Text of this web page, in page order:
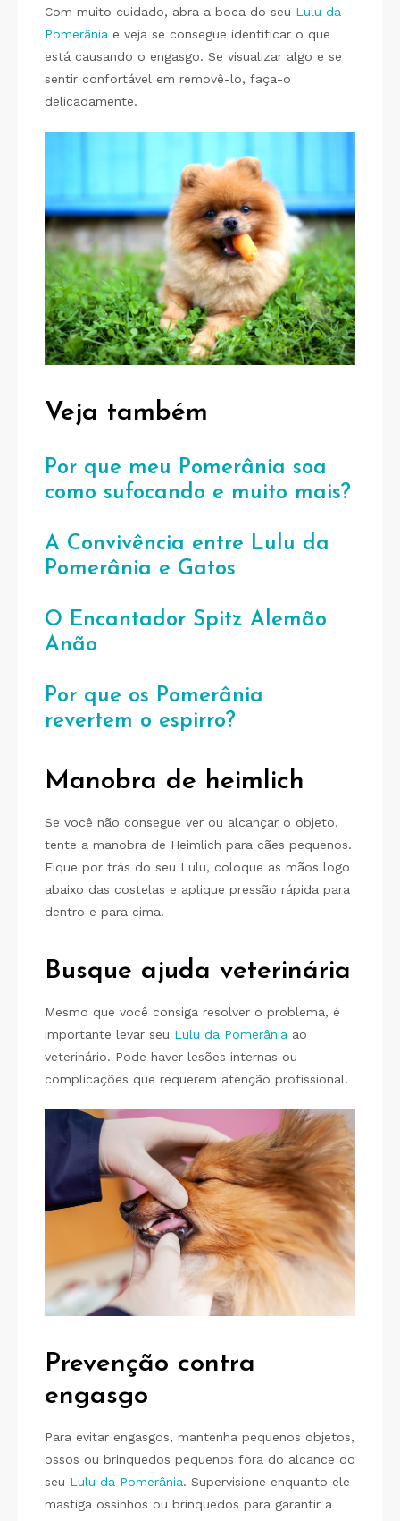
Com muito cuidado, abra a boca do seu Lulu da
Pomerânia e veja se consegue identificar o que
está causando o engasgo. Se visualizar algo e se
sentir confortável em removê-lo, faça-o
delicadamente.
Veja também
Por que meu Pomerânia soa
como sufocando e muito mais?
A Convivência entre Lulu da
Pomerânia e Gatos
O Encantador Spitz Alemão
Anão
Por que os Pomerânia
revertem o espirro?
Manobra de heimlich
Se você não consegue ver ou alcançar o objeto,
tente a manobra de Heimlich para cães pequenos.
Fique por trás do seu Lulu, coloque as mãos logo
abaixo das costelas e aplique pressão rápida para
dentro e para cima.
Busque ajuda veterinária
Mesmo que você consiga resolver o problema, é
importante levar seu Lulu da Pomerânia ao
veterinário. Pode haver lesões internas ou
complicações que requerem atenção profissional.
Prevenção contra
engasgo
Para evitar engasgos, mantenha pequenos objetos,
ossos ou brinquedos pequenos fora do alcance do
seu Lulu da Pomerânia. Supervisione enquanto ele
mastiga ossinhos ou brinquedos para garantir a